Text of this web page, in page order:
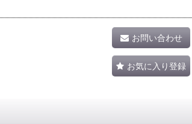
お問い合わせ
お気に入り登録